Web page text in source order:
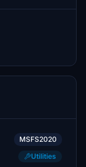
MSFS2020
Utilities